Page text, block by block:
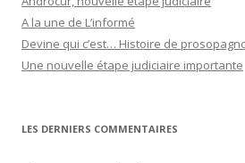
A la une de L’informé
Devine qui c’est… Histoire de
Une nouvelle étape judiciaire importante
LES DERNIERS COMMENTAIRES